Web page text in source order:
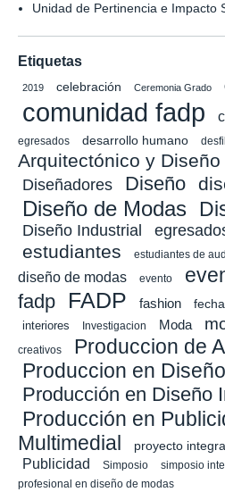
Unidad de Pertinencia e Impacto
Etiquetas
2019 celebración Ceremonia Grado
comunidad fadp
egresados
desarrollo humano
Arquitectónico y
Diseñadores Diseño
Diseño de Modas
Diseño Industrial
estudiantes estudiantes de
diseño de modas
evento
fadp
FADP fashion
interiores Investigacion Moda
creativos Produccion de
Produccion en
Producción en Diseño
Producción en
Multimedial
proyecto
Publicidad Simposio simposio
profesional en diseño de modas